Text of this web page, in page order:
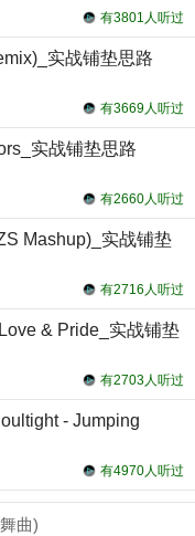
有3801人听过
实战铺垫思路
有3669人听过
实战铺垫思路
有2660人听过
Mashup)_实战铺垫
有2716人听过
& Pride_实战铺垫
有2703人听过
- Jumping
有4970人听过
曲)